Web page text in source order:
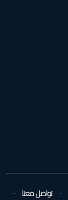
تواصل معنا